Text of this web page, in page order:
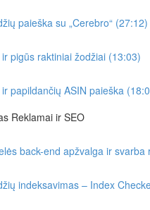
paieška su „Cerebro“ (27:12)
pigūs raktiniai žodžiai (13:03)
papildančių ASIN paieška
Reklamai ir SEO
back-end apžvalga ir svarba
indeksavimas – Index